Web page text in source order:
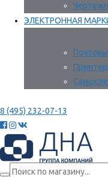
ЭЛЕКТРОННАЯ
8 (495) 232-07-13